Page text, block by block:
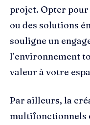
projet. Opter pour
ou des solutions
souligne un
l’environnement
valeur à votre
Par ailleurs, la
multifonctionnels